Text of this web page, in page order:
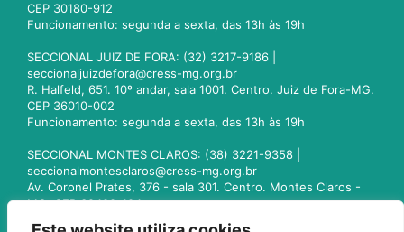
CEP 30180-912
Funcionamento: segunda a sexta, das 13h às 19h
SECCIONAL JUIZ DE FORA: (32) 3217-9186 |
seccionaljuizdefora@cress-mg.org.br
R. Halfeld, 651. 10º andar, sala 1001. Centro. Juiz de Fora-MG.
CEP 36010-002
Funcionamento: segunda a sexta, das 13h às 19h
SECCIONAL MONTES CLAROS: (38) 3221-9358 |
seccionalmontesclaros@cress-mg.org.br
Av. Coronel Prates, 376 - sala 301. Centro. Montes Claros -
MG. CEP 39400-104